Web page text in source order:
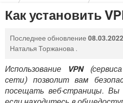
ИГРЫ
GOOGLE
TIKTOK
WHATSAPP
FACEBOOK
ВИДЕО
YANDEX
ЗАГРУЗКИ
WHATSAPP
WINDOWS 10
ВИДЕО
ФОРУМ
WHATSAPP
FACEBOOK
TIKTOK
WHATSAPP
Конфиденциальность
Как установить
Последнее обновление
Наталья Торжанова .
Использование VPN
сети) позволит вам
посещать веб-страницы. Вы